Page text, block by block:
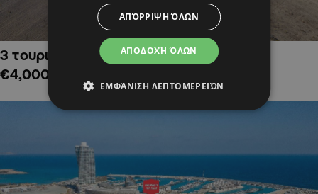
3 τουριστικά χωράφια στην Αλαμινό,
€4,000,000
ΑΠΟΔΟΧΉ ΌΛΩΝ
ΑΠΌΡΡΙΨΗ ΌΛΩΝ
ΕΜΦΆΝΙΣΗ ΛΕΠΤΟΜΕΡΕΙΏΝ